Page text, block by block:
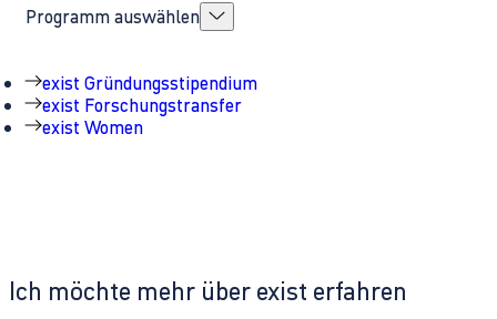
Ich möchte mehr über exist erfahren
Programm auswählen
exist Gründungsstipendium
exist Forschungstransfer
exist Women